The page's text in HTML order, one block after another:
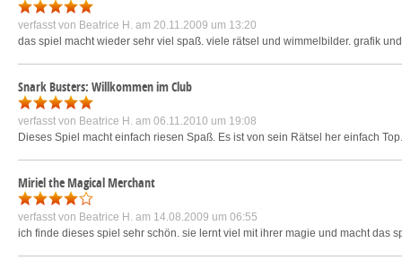
verfasst von Beatrice H. am 20.11.2009 um 13:20
das spiel macht wieder sehr viel spaß. viele rätsel und wimmelbilder. grafik
Snark Busters: Willkommen im Club
verfasst von Beatrice H. am 06.11.2010 um 19:08
Dieses Spiel macht einfach riesen Spaß. Es ist von sein Rätsel her einfach
Miriel the Magical Merchant
verfasst von Beatrice H. am 14.08.2009 um 06:55
ich finde dieses spiel sehr schön. sie lernt viel mit ihrer magie und macht das